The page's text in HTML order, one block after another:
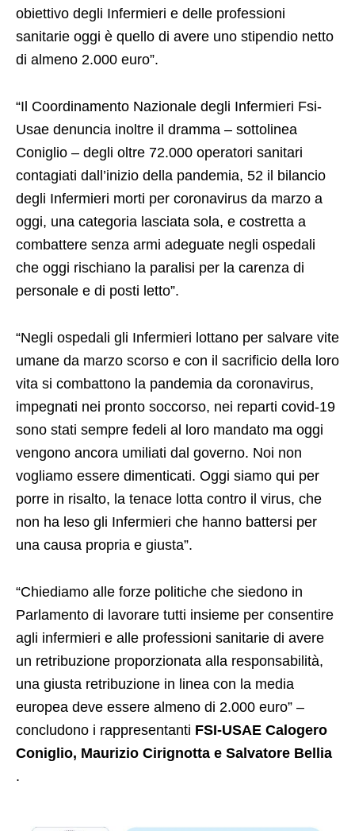
obiettivo degli Infermieri e delle professioni
sanitarie oggi è quello di avere uno stipendio netto
di almeno 2.000 euro”.
“Il Coordinamento Nazionale degli Infermieri Fsi-
Usae denuncia inoltre il dramma – sottolinea
Coniglio – degli oltre 72.000 operatori sanitari
contagiati dall’inizio della pandemia, 52 il bilancio
degli Infermieri morti per coronavirus da marzo a
oggi, una categoria lasciata sola, e costretta a
combattere senza armi adeguate negli ospedali
che oggi rischiano la paralisi per la carenza di
personale e di posti letto”.
“Negli ospedali gli Infermieri lottano per salvare vite
umane da marzo scorso e con il sacrificio della loro
vita si combattono la pandemia da coronavirus,
impegnati nei pronto soccorso, nei reparti covid-19
sono stati sempre fedeli al loro mandato ma oggi
vengono ancora umiliati dal governo. Noi non
vogliamo essere dimenticati. Oggi siamo qui per
porre in risalto, la tenace lotta contro il virus, che
non ha leso gli Infermieri che hanno battersi per
una causa propria e giusta”.
“Chiediamo alle forze politiche che siedono in
Parlamento di lavorare tutti insieme per consentire
agli infermieri e alle professioni sanitarie di avere
un retribuzione proporzionata alla responsabilità,
una giusta retribuzione in linea con la media
europea deve essere almeno di 2.000 euro” –
concludono i rappresentanti FSI-USAE Calogero
Coniglio, Maurizio Cirignotta e Salvatore Bellia
.